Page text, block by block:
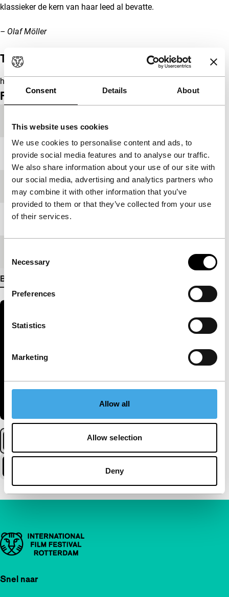
Consent Details About
This website uses cookies
We use cookies to personalise content and ads, to
provide social media features and to analyse our traffic.
We also share information about your use of our site with
our social media, advertising and analytics partners who
may combine it with other information that you’ve
provided to them or that they’ve collected from your use
of their services.
Selection
Necessary
Preferences
Statistics
Marketing
Allow all
Allow selection
Deny
klassieker de kern van haar leed al bevatte.
– Olaf Möller
Trailer
https://mubi.com/nl/films/nobodys-daughter/trailer
Film details
Jaar 1976
IFFR 2024
Lengte
Bekijk meer details
Belangrijke links
Snel naar